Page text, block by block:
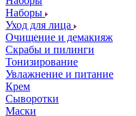
Наборы
Уход для лица
Очищение и демакияж
Скрабы и пилинги
Тонизирование
Увлажнение и питание
Крем
Сыворотки
Маски